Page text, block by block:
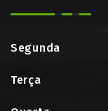
Segunda
Terça